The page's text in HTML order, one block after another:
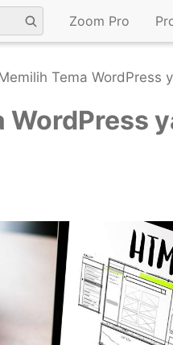
Zoom Pro
Tema WordPress
WordPress